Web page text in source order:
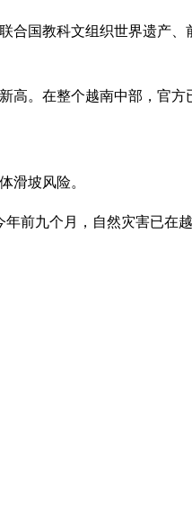
国教科文组织世界遗产
。在整个越南中部，官
滑坡风险。
前九个月，自然灾害已在